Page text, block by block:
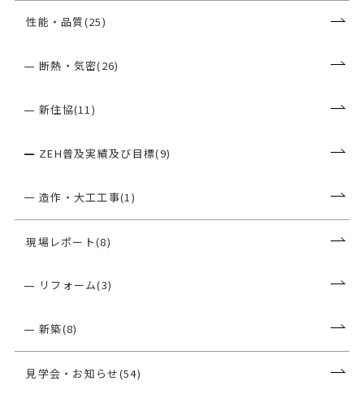
性能・品質(25)
断熱・気密(26)
新住協(11)
ZEH普及実績及び目標(9)
造作・大工工事(1)
現場レポート(8)
リフォーム(3)
新築(8)
見学会・お知らせ(54)